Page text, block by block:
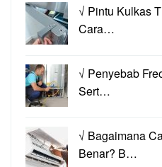
√ Pintu Kulkas
Cara…
√ Penyebab
Sert…
√ Bagaimana
Benar? B…